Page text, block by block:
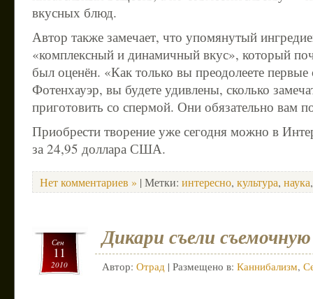
вкусных блюд.
Автор также замечает, что упомянутый
«комплексный и динамичный вкус», который
был оценён. «Как только вы преодолеете
Фотенхауэр, вы будете удивлены, сколько
приготовить со спермой. Они обязательно вам
Приобрести творение уже сегодня можно в
за 24,95 доллара США.
Нет комментариев » | Метки: интересно, культура, наука
Сен
11
2010
Дикари съели
Автор: Отрад | Размещено в: Каннибализм,